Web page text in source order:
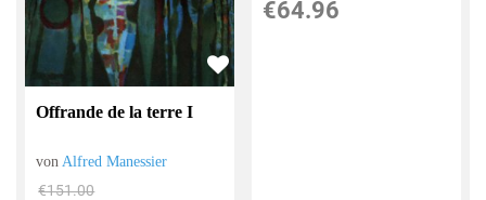
Offrande de la terre I
von Alfred Manessier
€151.00
€64.96